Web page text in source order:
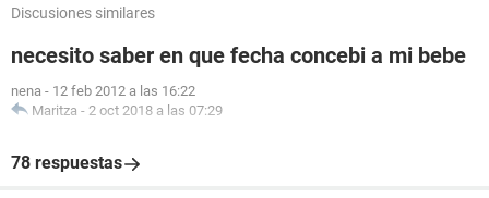
Discusiones similares
necesito saber en que fecha concebi a mi bebe
nena - 12 feb 2012 a las 16:22
Maritza - 2 oct 2018 a las 07:29
78 respuestas